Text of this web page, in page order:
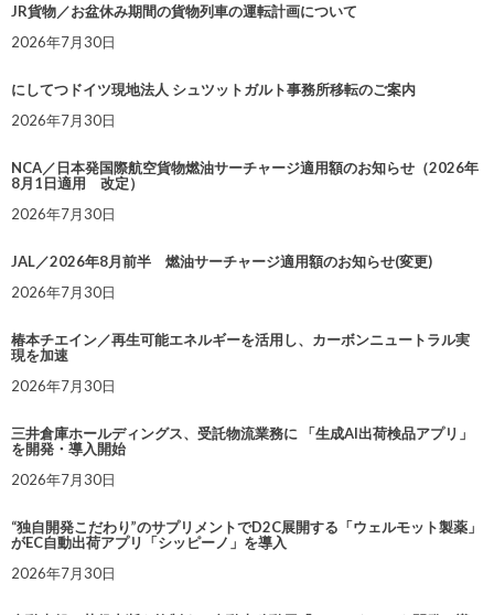
JR貨物／お盆休み期間の貨物列車の運転計画について
2026年7月30日
にしてつドイツ現地法人 シュツットガルト事務所移転のご案内
2026年7月30日
NCA／日本発国際航空貨物燃油サーチャージ適用額のお知らせ（2026年
8月1日適用 改定）
2026年7月30日
JAL／2026年8月前半 燃油サーチャージ適用額のお知らせ(変更)
2026年7月30日
椿本チエイン／再生可能エネルギーを活用し、カーボンニュートラル実
現を加速
2026年7月30日
三井倉庫ホールディングス、受託物流業務に 「生成AI出荷検品アプリ」
を開発・導入開始
2026年7月30日
“独自開発こだわり”のサプリメントでD2C展開する「ウェルモット製薬」
がEC自動出荷アプリ「シッピーノ」を導入
2026年7月30日